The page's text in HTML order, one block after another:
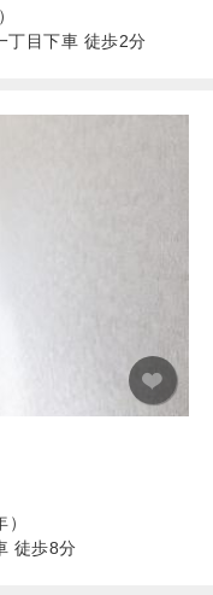
丁目下車 徒歩2分
徒歩8分